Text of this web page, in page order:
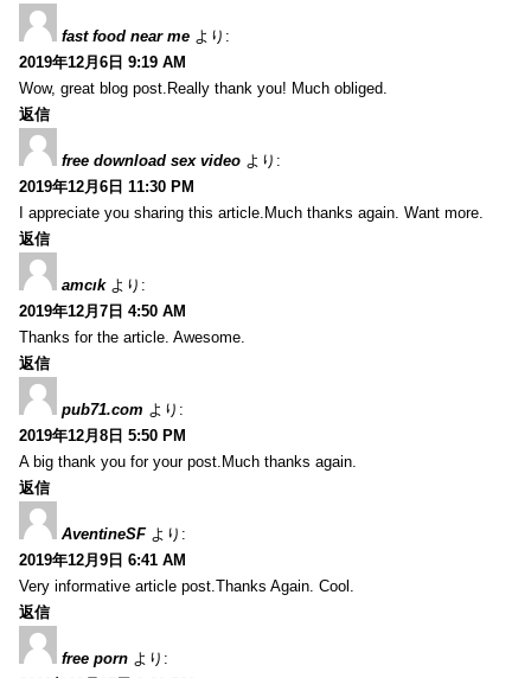
fast food near me より:
2019年12月6日 9:19 AM
Wow, great blog post.Really thank you! Much obliged.
返信
free download sex video より:
2019年12月6日 11:30 PM
I appreciate you sharing this article.Much thanks again. Want more.
返信
amcık より:
2019年12月7日 4:50 AM
Thanks for the article. Awesome.
返信
pub71.com より:
2019年12月8日 5:50 PM
A big thank you for your post.Much thanks again.
返信
AventineSF より:
2019年12月9日 6:41 AM
Very informative article post.Thanks Again. Cool.
返信
free porn より: